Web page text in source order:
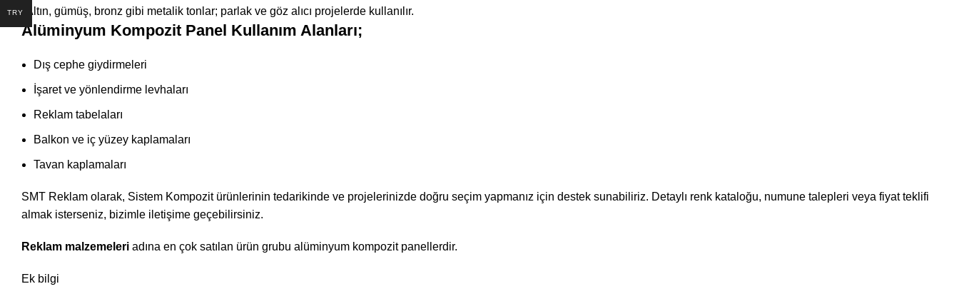
•Altın, gümüş, bronz gibi metalik tonlar; parlak ve göz alıcı projelerde kullanılır.
Alüminyum Kompozit Panel Kullanım Alanları;
Dış cephe giydirmeleri
İşaret ve yönlendirme levhaları
Reklam tabelaları
Balkon ve iç yüzey kaplamaları
Tavan kaplamaları
SMT Reklam olarak, Sistem Kompozit ürünlerinin tedarikinde ve projelerinizde doğru seçim yapmanız için destek sunabiliriz. Detaylı renk kataloğu, numune talepleri veya fiyat teklifi
almak isterseniz, bizimle iletişime geçebilirsiniz.
Reklam malzemeleri adına en çok satılan ürün grubu alüminyum kompozit panellerdir.
Ek bilgi
TRY